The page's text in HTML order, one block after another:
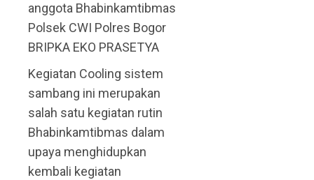
anggota Bhabinkamtibmas
Polsek CWI Polres Bogor
BRIPKA EKO PRASETYA
Kegiatan Cooling sistem
sambang ini merupakan
salah satu kegiatan rutin
Bhabinkamtibmas dalam
upaya menghidupkan
kembali kegiatan